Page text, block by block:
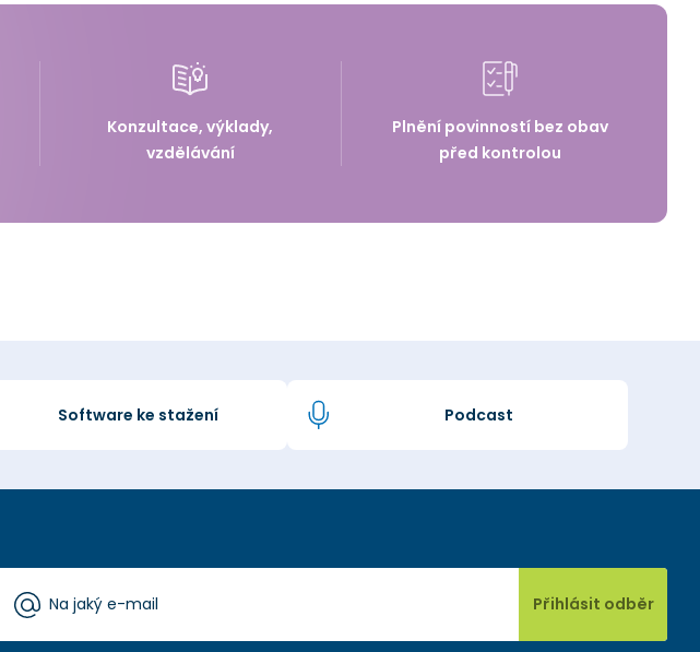
Konzultace, výklady,
vzdělávání
Plnění povinností bez obav
před kontrolou
Software ke stažení Podcast
Přihlásit odběr